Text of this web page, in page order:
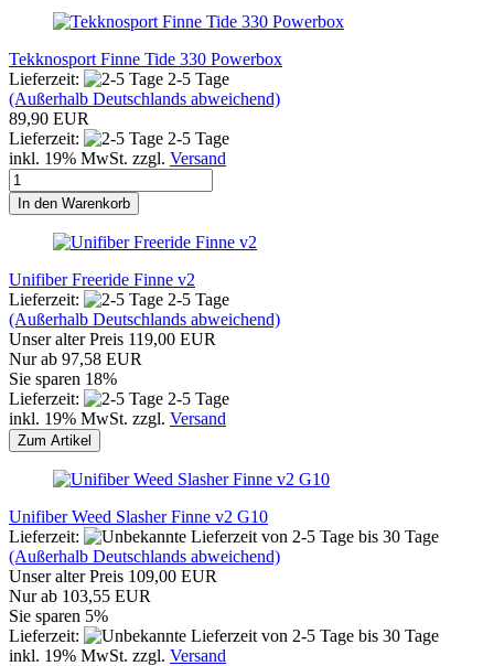
Tekknosport Finne Tide 330 Powerbox
Lieferzeit:
2-5 Tage
(Außerhalb Deutschlands abweichend)
89,90 EUR
Lieferzeit:
2-5 Tage
inkl. 19% MwSt. zzgl. Versand
In den Warenkorb
Unifiber Freeride Finne v2
Lieferzeit:
2-5 Tage
(Außerhalb Deutschlands abweichend)
Unser alter Preis 119,00 EUR
Nur ab 97,58 EUR
Sie sparen 18%
Lieferzeit:
2-5 Tage
inkl. 19% MwSt. zzgl. Versand
Zum Artikel
Unifiber Weed Slasher Finne v2 G10
Lieferzeit:
von 2-5 Tage bis 30 Tage
(Außerhalb Deutschlands abweichend)
Unser alter Preis 109,00 EUR
Nur ab 103,55 EUR
Sie sparen 5%
Lieferzeit:
von 2-5 Tage bis 30 Tage
inkl. 19% MwSt. zzgl. Versand